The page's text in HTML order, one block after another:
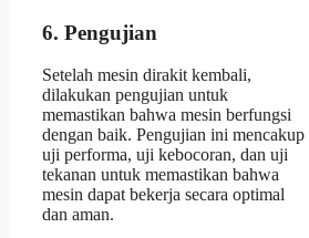
6. Pengujian
Setelah mesin dirakit kembali,
dilakukan pengujian untuk
memastikan bahwa mesin berfungsi
dengan baik. Pengujian ini mencakup
uji performa, uji kebocoran, dan uji
tekanan untuk memastikan bahwa
mesin dapat bekerja secara optimal
dan aman.